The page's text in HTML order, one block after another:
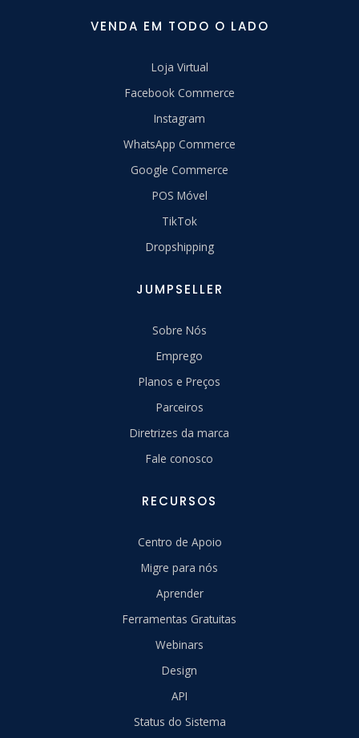
VENDA EM TODO O LADO
Loja Virtual
Facebook Commerce
Instagram
WhatsApp Commerce
Google Commerce
POS Móvel
TikTok
Dropshipping
JUMPSELLER
Sobre Nós
Emprego
Planos e Preços
Parceiros
Diretrizes da marca
Fale conosco
RECURSOS
Centro de Apoio
Migre para nós
Aprender
Ferramentas Gratuitas
Webinars
Design
API
Status do Sistema